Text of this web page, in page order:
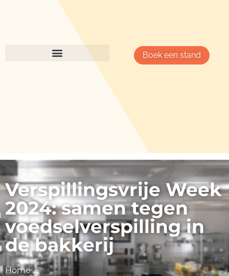
Boek een stand
Verspillingsvrije Week
2024: samen tegen
voedselverspilling in
de bakkerij
Home